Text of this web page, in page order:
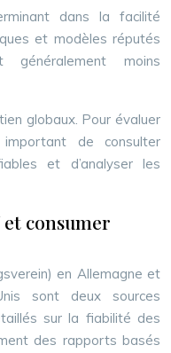
dans la facilité
et modèles réputés
moins
globaux. Pour évaluer
de consulter
et d’analyser les
et consumer
en Allemagne et
sont deux sources
sur la fiabilité des
des rapports basés